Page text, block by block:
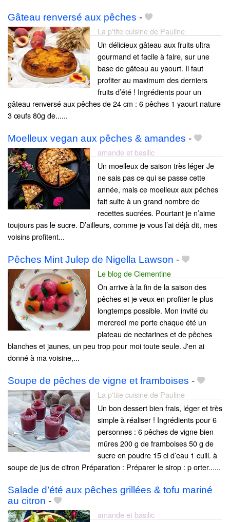
Gâteau renversé aux pêches -
La p'tite cuisine de Pauline
Un délicieux gâteau aux fruits ultra
gourmand et facile à faire, sur une
base de gâteau au yaourt. Il faut
profiter au maximum des derniers
fruits d’été ! Ingrédients pour un
gâteau renversé aux pêches de 24 cm : 6 pêches 1 yaourt nature
3 œufs 80g de......
Moelleux vegan aux pêches & amandes -
amande et basilic
Un moelleux de saison très léger Je
ne sais pas ce qui se passe cette
année, mais ce moelleux aux pêches
fait suite à un grand nombre de
recettes sucrées. Pourtant je n’aime
toujours pas le sucre. D’ailleurs, comme je vous l’ai déjà dit, mes
voisins profitent...
Pêches Mint Julep de Nigella Lawson -
Le blog de Clementine
On arrive à la fin de la saison des
pêches et je veux en profiter le plus
longtemps possible. Mon invité du
mercredi me porte chaque été un
plateau de nectarines et de pêches
blanches et jaunes, un peu trop pour moi toute seule. J'en ai
donné à ma voisine,...
Soupe de pêches de vigne et framboises -
La p'tite cuisine de Pauline
Un bon dessert bien frais, léger et très
simple à réaliser ! Ingrédients pour 6
personnes : 6 pêches de vigne bien
mûres 200 g de framboises 50 g de
sucre en poudre 15 cl d’eau 1 cuill. à
soupe de jus de citron Préparation : Préparer le sirop : p orter......
Salade d’été aux pêches grillées & tofu mariné
au citron -
amande et basilic